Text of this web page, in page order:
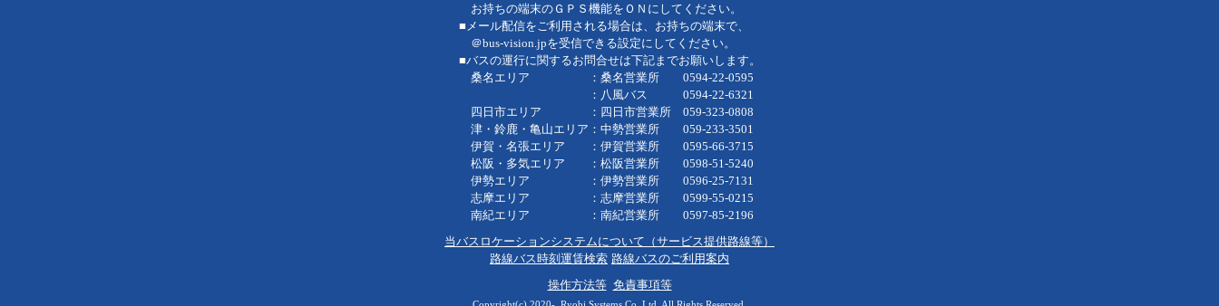
お持ちの端末のＧＰＳ機能をＯＮにしてください。
■メール配信をご利用される場合は、お持ちの端末で、
＠bus-vision.jpを受信できる設定にしてください。
■バスの運行に関するお問合せは下記までお願いします。
桑名エリア ：桑名営業所 0594-22-0595
：八風バス 0594-22-6321
四日市エリア ：四日市営業所 059-323-0808
津・鈴鹿・亀山エリア：中勢営業所 059-233-3501
伊賀・名張エリア ：伊賀営業所 0595-66-3715
松阪・多気エリア ：松阪営業所 0598-51-5240
伊勢エリア ：伊勢営業所 0596-25-7131
志摩エリア ：志摩営業所 0599-55-0215
南紀エリア ：南紀営業所 0597-85-2196
当バスロケーションシステムについて（サービス提供路線等）
路線バス時刻運賃検索 路線バスのご利用案内
操作方法等 免責事項等